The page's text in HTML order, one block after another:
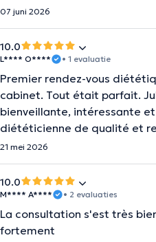
07 juni 2026
10.0
L**** O**** • 1 evaluatie
Premier rendez-vous
cabinet. Tout était parfait.
bienveillante, intéressante
diététicienne de qualité et
21 mei 2026
10.0
M**** A**** • 2 evaluaties
La consultation s'est très
fortement